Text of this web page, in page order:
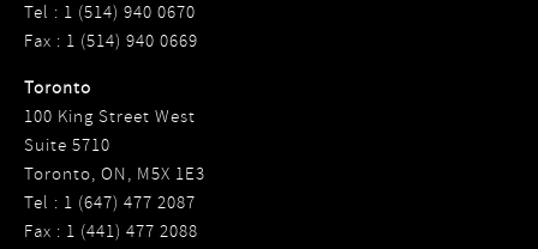
Tel : 1 (514) 940 0670
Fax : 1 (514) 940 0669
Toronto
100 King Street West
Suite 5710
Toronto, ON, M5X 1E3
Tel : 1 (647) 477 2087
Fax : 1 (441) 477 2088